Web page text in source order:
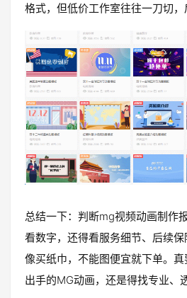
格式，但低价工作室往往一刀切，
总结一下：判断mg视频动画制作
看数字，还得看服务细节、后续
像买纸巾，不能图便宜就下单。
出手的MG动画，还是得找专业、